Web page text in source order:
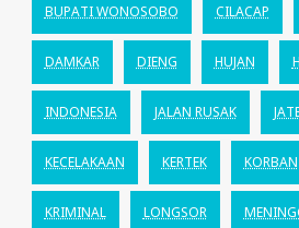
BUPATI WONOSOBO CILACAP
DAMKAR DIENG HUJAN
INDONESIA JALAN RUSAK
KECELAKAAN KERTEK KORBAN
KRIMINAL LONGSOR